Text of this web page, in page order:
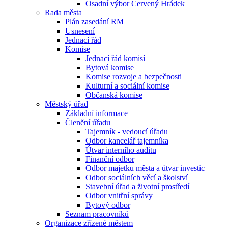
Osadní výbor Červený Hrádek
Rada města
Plán zasedání RM
Usnesení
Jednací řád
Komise
Jednací řád komisí
Bytová komise
Komise rozvoje a bezpečnosti
Kulturní a sociální komise
Občanská komise
Městský úřad
Základní informace
Členění úřadu
Tajemník - vedoucí úřadu
Odbor kancelář tajemníka
Útvar interního auditu
Finanční odbor
Odbor majetku města a útvar investic
Odbor sociálních věcí a školství
Stavební úřad a životní prostředí
Odbor vnitřní správy
Bytový odbor
Seznam pracovníků
Organizace zřízené městem